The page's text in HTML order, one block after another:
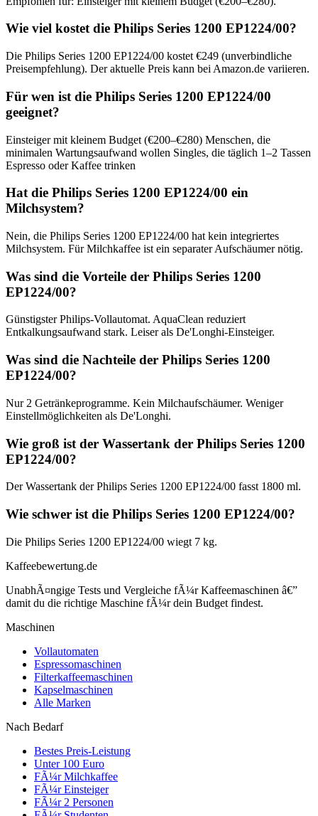
Wie viel kostet die Philips Series 1200 EP1224/00?
Die Philips Series 1200 EP1224/00 kostet €249 (unverbindliche
Preisempfehlung). Der aktuelle Preis kann bei Amazon.de variieren.
Für wen ist die Philips Series 1200 EP1224/00
geeignet?
Einsteiger mit kleinem Budget (€200–€280) Menschen, die
minimalen Wartungsaufwand wollen Singles, die täglich 1–2 Tassen
Espresso oder Kaffee trinken
Hat die Philips Series 1200 EP1224/00 ein
Milchsystem?
Nein, die Philips Series 1200 EP1224/00 hat kein integriertes
Milchsystem. Für Milchkaffee ist ein separater Aufschäumer nötig.
Was sind die Vorteile der Philips Series 1200
EP1224/00?
Günstigster Philips-Vollautomat. AquaClean reduziert
Entkalkungsaufwand stark. Leiser als De'Longhi-Einsteiger.
Was sind die Nachteile der Philips Series 1200
EP1224/00?
Nur 2 Getränkeprogramme. Kein Milchaufschäumer. Weniger
Einstellmöglichkeiten als De'Longhi.
Wie groß ist der Wassertank der Philips Series 1200
EP1224/00?
Der Wassertank der Philips Series 1200 EP1224/00 fasst 1800 ml.
Wie schwer ist die Philips Series 1200 EP1224/00?
Die Philips Series 1200 EP1224/00 wiegt 7 kg.
Kaffeebewertung.de
UnabhÃ¤ngige Tests und Vergleiche fÃ¼r Kaffeemaschinen â€”
damit du die richtige Maschine fÃ¼r dein Budget findest.
Maschinen
Vollautomaten
Espressomaschinen
Filterkaffeemaschinen
Kapselmaschinen
Alle Marken
Nach Bedarf
Bestes Preis-Leistung
Unter 100 Euro
FÃ¼r Milchkaffee
FÃ¼r Einsteiger
FÃ¼r 2 Personen